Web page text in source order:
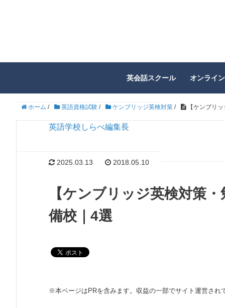
英会話スクール オンライ
ホーム / 英語資格試験 / ケンブリッジ英検対策 / 【ケンブリ
英語学校しらべ編集長
2025.03.13 2018.05.10
【ケンブリッジ英検対策
備校｜4選
※本ページはPRを含みます。収益の一部でサイト運営され